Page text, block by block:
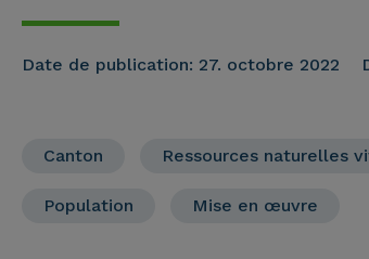
Date de publication: 27. octobre 2022
Canton Ressources naturelles
Population Mise en œuvre